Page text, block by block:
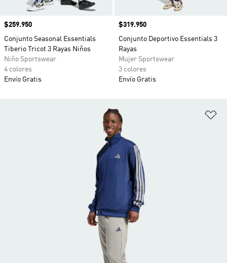
Precio
$259.950
Conjunto Seasonal Essentials
Tiberio Tricot 3 Rayas Niños
Niño Sportswear
4 colores
Envío Gratis
Precio
$319.950
Conjunto Deportivo Essentials 3
Rayas
Mujer Sportswear
3 colores
Envío Gratis